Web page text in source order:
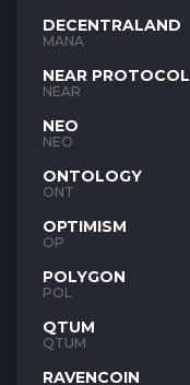
DECENTRALAND
MANA
NEAR PROTOCOL
NEAR
NEO
NEO
ONTOLOGY
ONT
OPTIMISM
OP
POLYGON
POL
QTUM
QTUM
RAVENCOIN